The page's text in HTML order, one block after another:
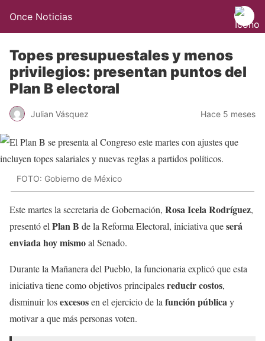
Once Noticias
Topes presupuestales y menos
privilegios: presentan puntos del
Plan B electoral
Julian Vásquez Hace 5 meses
FOTO: Gobierno de México
Este martes la secretaria de Gobernación, Rosa Icela Rodríguez,
presentó el Plan B de la Reforma Electoral, iniciativa queserá
enviada hoy mismoal Senado.
Durante la Mañanera del Pueblo, la funcionaria explicó que esta
iniciativa tiene como objetivos principalesreducir costos,
disminuir losexcesosen el ejercicio de la función públicay
motivar a que más personas voten.